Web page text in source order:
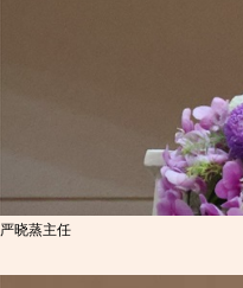
严晓蒸主任